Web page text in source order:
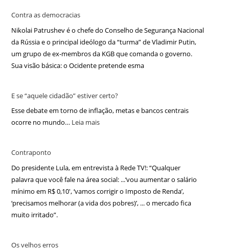
Contra as democracias
Nikolai Patrushev é o chefe do Conselho de Segurança Nacional
da Rússia e o principal ideólogo da “turma” de Vladimir Putin,
um grupo de ex-membros da KGB que comanda o governo.
Sua visão básica: o Ocidente pretende esma
E se “aquele cidadão” estiver certo?
Esse debate em torno de inflação, metas e bancos centrais
ocorre no mundo… Leia mais
Contraponto
Do presidente Lula, em entrevista à Rede TV!: “Qualquer
palavra que você fale na área social: ...‘vou aumentar o salário
mínimo em R$ 0,10′, ‘vamos corrigir o Imposto de Renda’,
‘precisamos melhorar (a vida dos pobres)’, ... o mercado fica
muito irritado”.
Os velhos erros